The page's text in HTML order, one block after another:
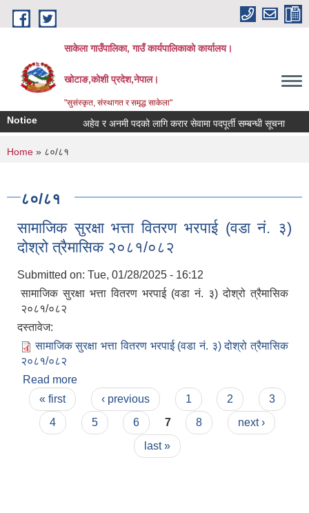
Skip to main content
साकेला गाउँपालिका, गाउँ कार्यपालिकाको कार्यालय।
खोटाङ,कोशी प्रदेश,नेपाल।
"सुसंस्कृत, संस्थागत र समृद्ध साकेला"
Notice अहेव र अनमी पदको लागि करार सेवामा पदपूर्ती सम्बन्धी सूचना
You are here
Home » ८०/८१
८०/८१
सामाजिक सुरक्षा भत्ता वितरण भरपाई (वडा नं. ३)
दोश्रो त्रैमासिक २०८१/०८२
Submitted on: Tue, 01/28/2025 - 16:12
सामाजिक सुरक्षा भत्ता वितरण भरपाई (वडा नं. ३) दोश्रो त्रैमासिक
२०८१/०८२
दस्तावेज:
सामाजिक सुरक्षा भत्ता वितरण भरपाई (वडा नं. ३) दोश्रो त्रैमासिक
२०८१/०८२
Read more
दोश्रो त्रैमासिक २०८१/०८२
Pages
« first ‹ previous 1 2
3
4
5 6 7 8
next ›
last »